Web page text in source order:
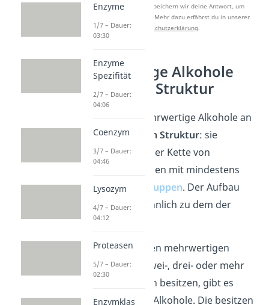
Nach Beantwortung speichern wir deine Antwort, um
Studyflix zu verbessern. Mehr dazu erfährst du in unserer
Datenschutzerklärung.
Mehrwertige Alkohole
chemische Struktur
Du erkennst mehrwertige Alkohole an
ihrerchemischen Struktur: sie
bestehen aus einer Kette von
Kohlenstoffatomen mit mindestens
zweiHydroxylgruppen. Der Aufbau
der Polyole ist ähnlich zu dem der
Alkanole.
Merke:Neben den mehrwertigen
Alkoholen, die zwei-, drei- oder mehr
Hydroxylgruppen besitzen, gibt es
auch einwertige Alkohole. Die besitzen
Enzyme
1/7 – Dauer:
03:30
Enzyme
Spezifität
2/7 – Dauer:
04:06
Coenzym
3/7 – Dauer:
04:46
Lysozym
4/7 – Dauer:
04:12
Proteasen
5/7 – Dauer:
02:30
Enzymklas